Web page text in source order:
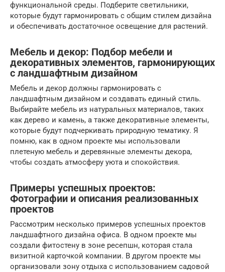
функциональной среды. Подберите светильники,
которые будут гармонировать с общим стилем дизайна
и обеспечивать достаточное освещение для растений.
Мебель и декор: Подбор мебели и
декоративных элементов, гармонирующих
с ландшафтным дизайном
Мебель и декор должны гармонировать с
ландшафтным дизайном и создавать единый стиль.
Выбирайте мебель из натуральных материалов, таких
как дерево и камень, а также декоративные элементы,
которые будут подчеркивать природную тематику. Я
помню, как в одном проекте мы использовали
плетеную мебель и деревянные элементы декора,
чтобы создать атмосферу уюта и спокойствия.
Примеры успешных проектов:
Фотографии и описания реализованных
проектов
Рассмотрим несколько примеров успешных проектов
ландшафтного дизайна офиса. В одном проекте мы
создали фитостену в зоне ресепшн, которая стала
визитной карточкой компании. В другом проекте мы
организовали зону отдыха с использованием садовой